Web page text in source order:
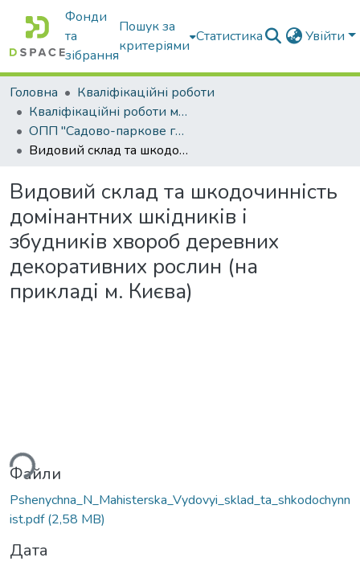
Фонди
та
зібрання
Пошук за
критеріями
Статистика Увійти
Головна
Кваліфікаційні роботи
Кваліфікаційні роботи магістрів
ОПП "Садово-паркове господарство"
Видовий склад та шкодочинність домінантних шкідників і збудників хвороб деревних декоративних рослин (на прикладі м. Києва)
Видовий склад та шкодочинність
домінантних шкідників і
збудників хвороб деревних
декоративних рослин (на
прикладі м. Києва)
Файли
Pshenychna_N_Мahisterska_Vydovyi_sklad_ta_shkodochynn
ist.pdf(2,58 MB)
Дата